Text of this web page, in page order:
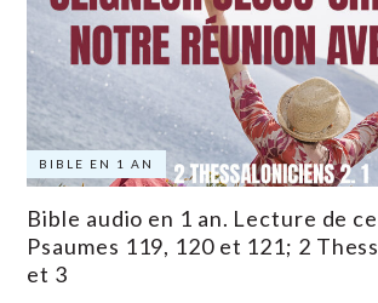
BIBLE EN 1 AN
Bible audio en 1 an. Lecture de
Psaumes 119, 120 et 121; 2
et 3